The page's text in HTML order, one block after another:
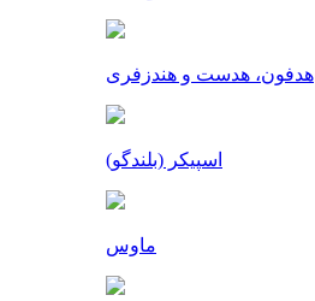
هدفون، هدست و هندزفری
اسپیکر (بلندگو)
ماوس